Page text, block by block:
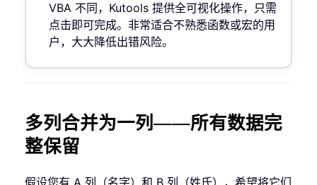
VBA 不同，Kutools 提供全可视化操作，只需
点击即可完成。非常适合不熟悉函数或宏的用
户，大大降低出错风险。
多列合并为一列——所有数据完
整保留